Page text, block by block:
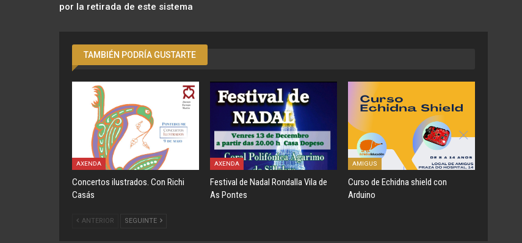
por la retirada de este sistema
TAMBIÉN PODRÍA GUSTARTE
AXENDA
Concertos ilustrados. Con Richi
Casás
AXENDA
Festival de Nadal Rondalla Vila de
As Pontes
AMIGUS
Curso de Echidna shield con
Arduino
ANTERIOR SEGUINTE